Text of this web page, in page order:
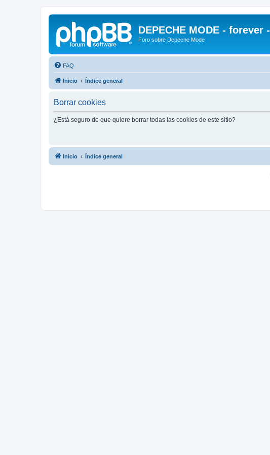
DEPECHE MODE - forever -
Foro sobre Depeche Mode
FAQ
Inicio Índice general
Borrar cookies
¿Está seguro de que quiere borrar todas las cookies de este sitio?
Inicio Índice general